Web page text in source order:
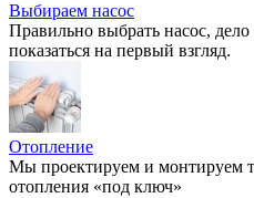
Выбираем насос
Правильно выбрать насос,
показаться на первый взгляд.
Отопление
Мы проектируем и монтируем
отопления «под ключ»